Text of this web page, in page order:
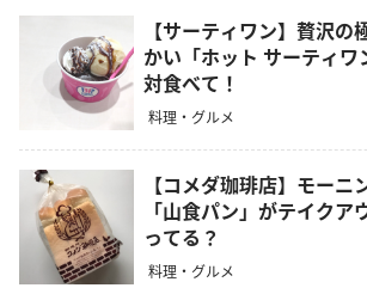
【サーティワン】贅沢
かい「ホット サーティ
対食べて！
料理・グルメ
【コメダ珈琲店】モーニ
「山食パン」がテイクア
ってる？
料理・グルメ